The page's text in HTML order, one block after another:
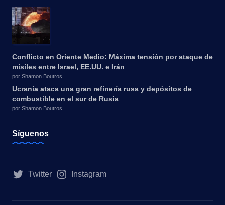
Conflicto en Oriente Medio: Máxima tensión por ataque de
misiles entre Israel, EE.UU. e Irán
por Shamon Boutros
Ucrania ataca una gran refinería rusa y depósitos de
combustible en el sur de Rusia
por Shamon Boutros
Síguenos
Twitter Instagram